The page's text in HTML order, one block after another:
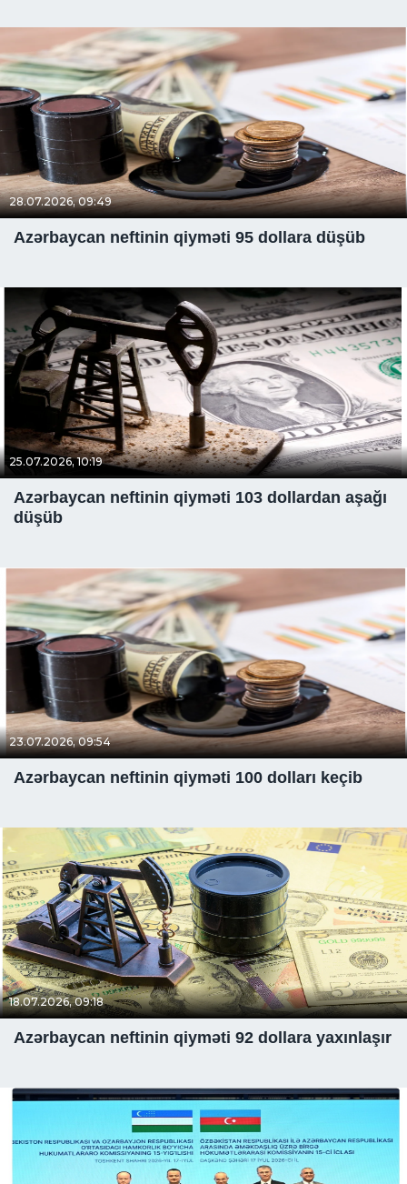
28.07.2026, 09:49
Azərbaycan neftinin qiyməti 95 dollara düşüb
25.07.2026, 10:19
Azərbaycan neftinin qiyməti 103 dollardan aşağı
düşüb
23.07.2026, 09:54
Azərbaycan neftinin qiyməti 100 dolları keçib
18.07.2026, 09:18
Azərbaycan neftinin qiyməti 92 dollara yaxınlaşır